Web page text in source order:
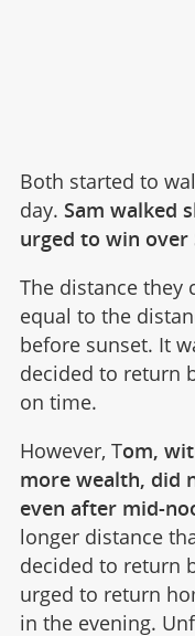
Both started to
day. Sam walked
urged to win
The distance
equal to the
before sunset. It
decided to return
on time.
However, Tom,
more wealth, did
even after mid-
longer distance
decided to return
urged to return
in the evening.